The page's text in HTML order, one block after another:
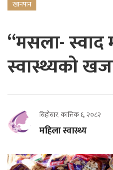
खानपान
“मसला- स्वाद
स्वास्थ्यको
बिहीबार, कात्तिक ६, २०८२
महिला स्वास्थ्य